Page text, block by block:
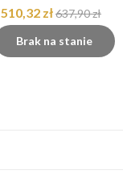
510,32 zł637,90 zł
Brak na stanie